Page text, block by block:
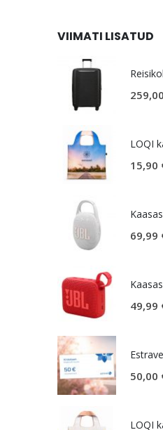
VIIMATI LISATUD
259,00
15,90
69,99
49,99
50,00